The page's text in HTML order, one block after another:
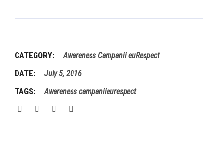
CATEGORY: Awareness Campanii euRespect
DATE: July 5, 2016
TAGS: Awareness campaniieurespect